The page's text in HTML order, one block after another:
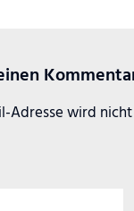
Adresse wird